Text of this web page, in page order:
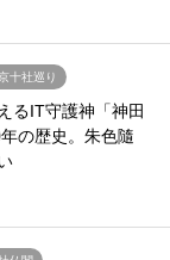
十社巡り
るIT守護神「神田
の歴史。朱色隨